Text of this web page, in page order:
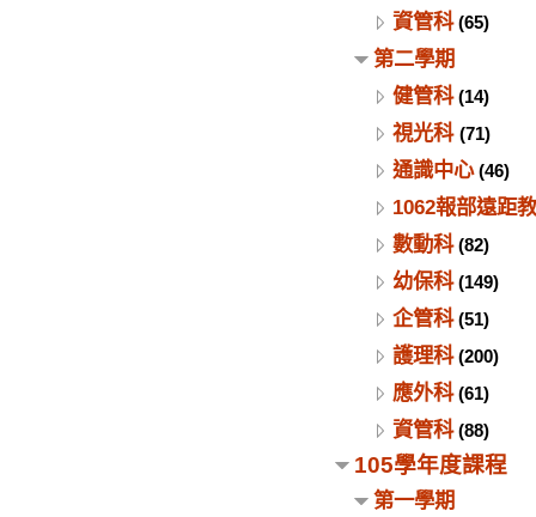
資管科(65)
第二學期
健管科(14)
視光科 (71)
通識中心(46)
1062報部遠距
數動科(82)
幼保科(149)
企管科(51)
護理科(200)
應外科(61)
資管科(88)
105學年度課程
第一學期